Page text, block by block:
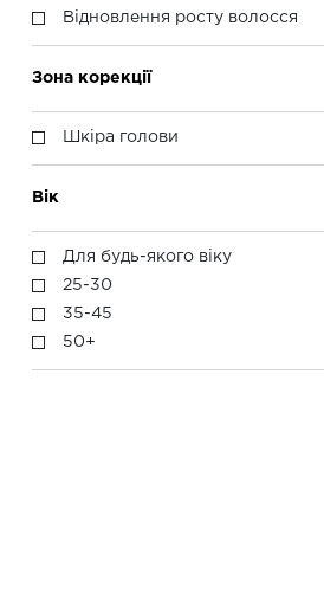
Відновлення росту волосся
Зона корекції
Шкіра голови
Вік
Для будь-якого віку
25-30
35-45
50+